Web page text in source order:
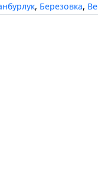
, Березовка,